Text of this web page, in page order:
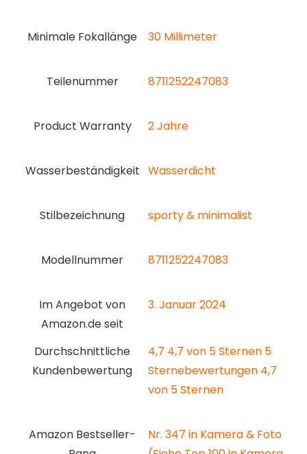
Minimale Fokallänge ‎30 Millimeter
Teilenummer ‎8711252247083
Product Warranty ‎2 Jahre
Wasserbeständigkeit ‎Wasserdicht
Stilbezeichnung ‎sporty & minimalist
Modellnummer ‎8711252247083
Im Angebot von
Amazon.de seit
3. Januar 2024
Durchschnittliche
Kundenbewertung
4,7 4,7 von 5 Sternen 5
Sternebewertungen 4,7
von 5 Sternen
Amazon Bestseller-
Nr. 347 in Kamera & Foto